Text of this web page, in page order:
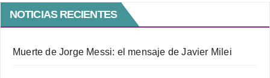
NOTICIAS RECIENTES
Muerte de Jorge Messi: el mensaje de Javier Milei